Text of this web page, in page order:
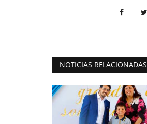
NOTICIAS RELACIONADAS